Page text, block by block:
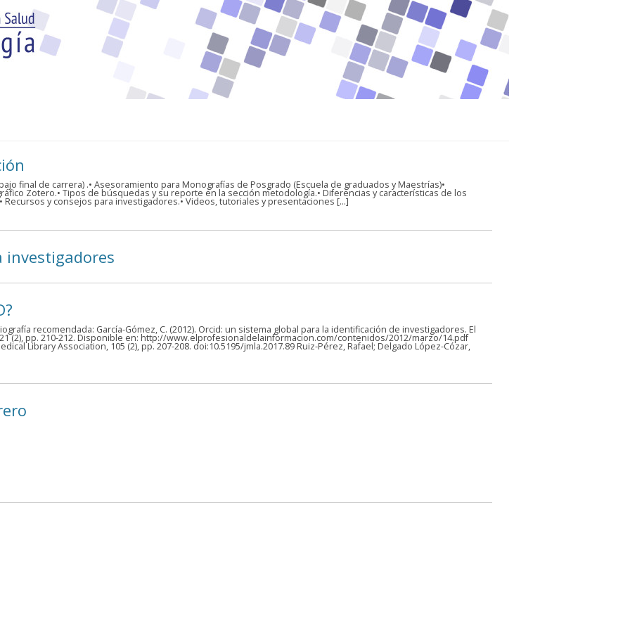
final de carrera) .• Asesoramiento para Monografías de Posgrado (Escuela de graduados y Maestrías)•
Zotero.• Tipos de búsquedas y su reporte en la sección metodología.• Diferencias y características de los
y consejos para investigadores.• Videos, tutoriales y presentaciones […]
investigadores
recomendada: García-Gómez, C. (2012). Orcid: un sistema global para la identificación de investigadores. El
(2), pp. 210-212. Disponible en: http://www.elprofesionaldelainformacion.com/contenidos/2012/marzo/14.pdf
Library Association, 105 (2), pp. 207-208. doi:10.5195/jmla.2017.89 Ruiz-Pérez, Rafael; Delgado López-Cózar,